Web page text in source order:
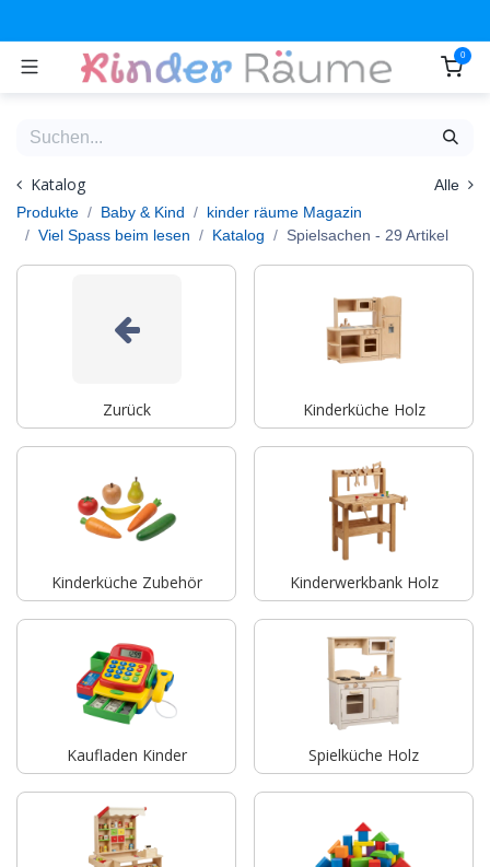
0
Katalog
Alle
Produkte
Baby & Kind
kinder räume Magazin
Viel Spass beim lesen
Katalog Spielsachen - 29 Artikel
Zurück Kinderküche Holz
Kinderküche Zubehör Kinderwerkbank Holz
Kaufladen Kinder Spielküche Holz